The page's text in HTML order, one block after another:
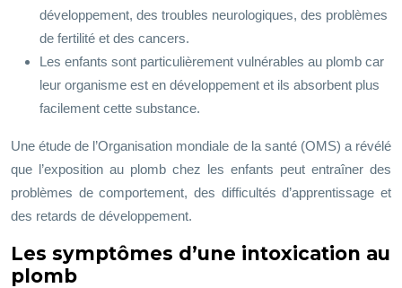
développement, des troubles neurologiques, des problèmes
de fertilité et des cancers.
Les enfants sont particulièrement vulnérables au plomb car
leur organisme est en développement et ils absorbent plus
facilement cette substance.
Une étude de l’Organisation mondiale de la santé (OMS) a révélé
que l’exposition au plomb chez les enfants peut entraîner des
problèmes de comportement, des difficultés d’apprentissage et
des retards de développement.
Les symptômes d’une intoxication au
plomb